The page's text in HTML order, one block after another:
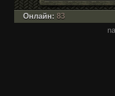
Онлайн: 83